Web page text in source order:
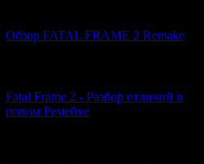
Обзор FATAL FRAME 2 Remake
Fatal Frame 2 - Разбор отличий в
новом Ремейке